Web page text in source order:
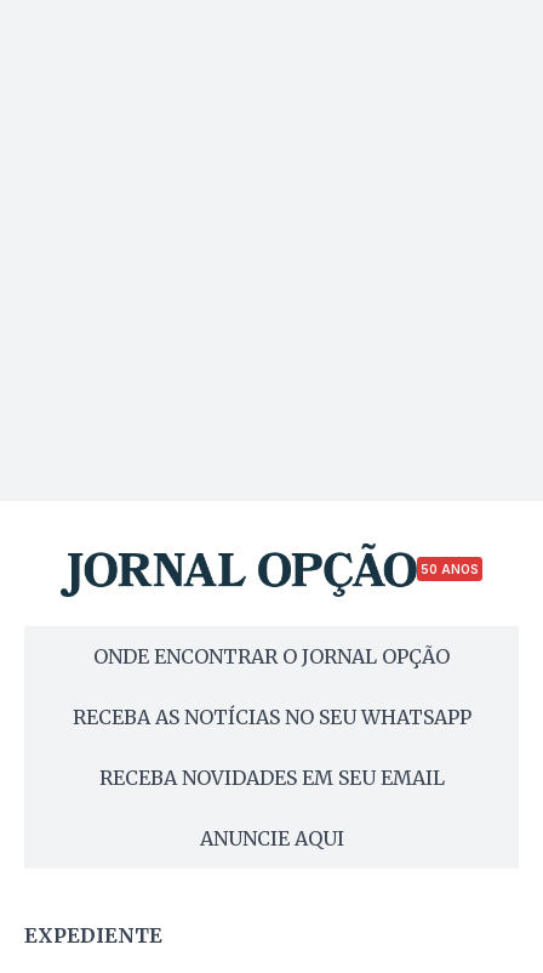
50 ANOS
ONDE ENCONTRAR O JORNAL OPÇÃO
RECEBA AS NOTÍCIAS NO SEU WHATSAPP
RECEBA NOVIDADES EM SEU EMAIL
ANUNCIE AQUI
EXPEDIENTE